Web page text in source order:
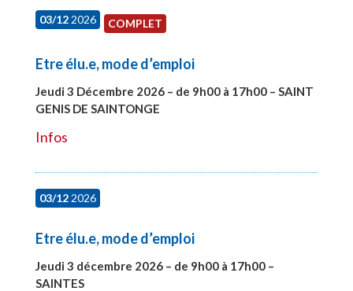
03/122026 COMPLET
Etre élu.e, mode d’emploi
Jeudi 3 Décembre 2026 – de 9h00 à 17h00 – SAINT
GENIS DE SAINTONGE
Infos
03/122026
Etre élu.e, mode d’emploi
Jeudi 3 décembre 2026 – de 9h00 à 17h00 –
SAINTES